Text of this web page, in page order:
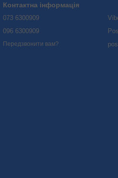
Контактна інформація
073 6300909
096 6300909
Передзвонити вам?